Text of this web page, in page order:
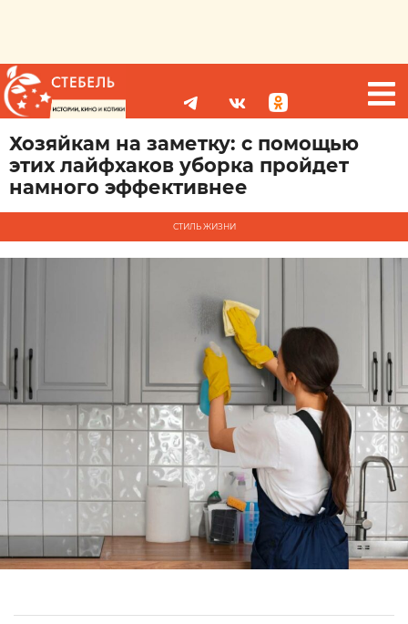
Хозяйкам на заметку: с помощью
этих лайфхаков уборка пройдет
намного эффективнее
СТИЛЬ ЖИЗНИ